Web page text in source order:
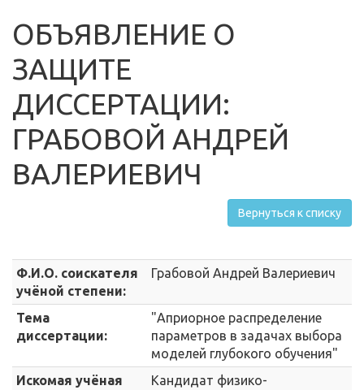
ОБЪЯВЛЕНИЕ О
ЗАЩИТЕ
ДИССЕРТАЦИИ:
ГРАБОВОЙ АНДРЕЙ
ВАЛЕРИЕВИЧ
Вернуться к списку
Ф.И.О. соискателя
учёной степени:
Грабовой Андрей Валериевич
Тема
диссертации:
"Априорное распределение
параметров в задачах выбора
моделей глубокого обучения"
Искомая учёная
Кандидат физико-